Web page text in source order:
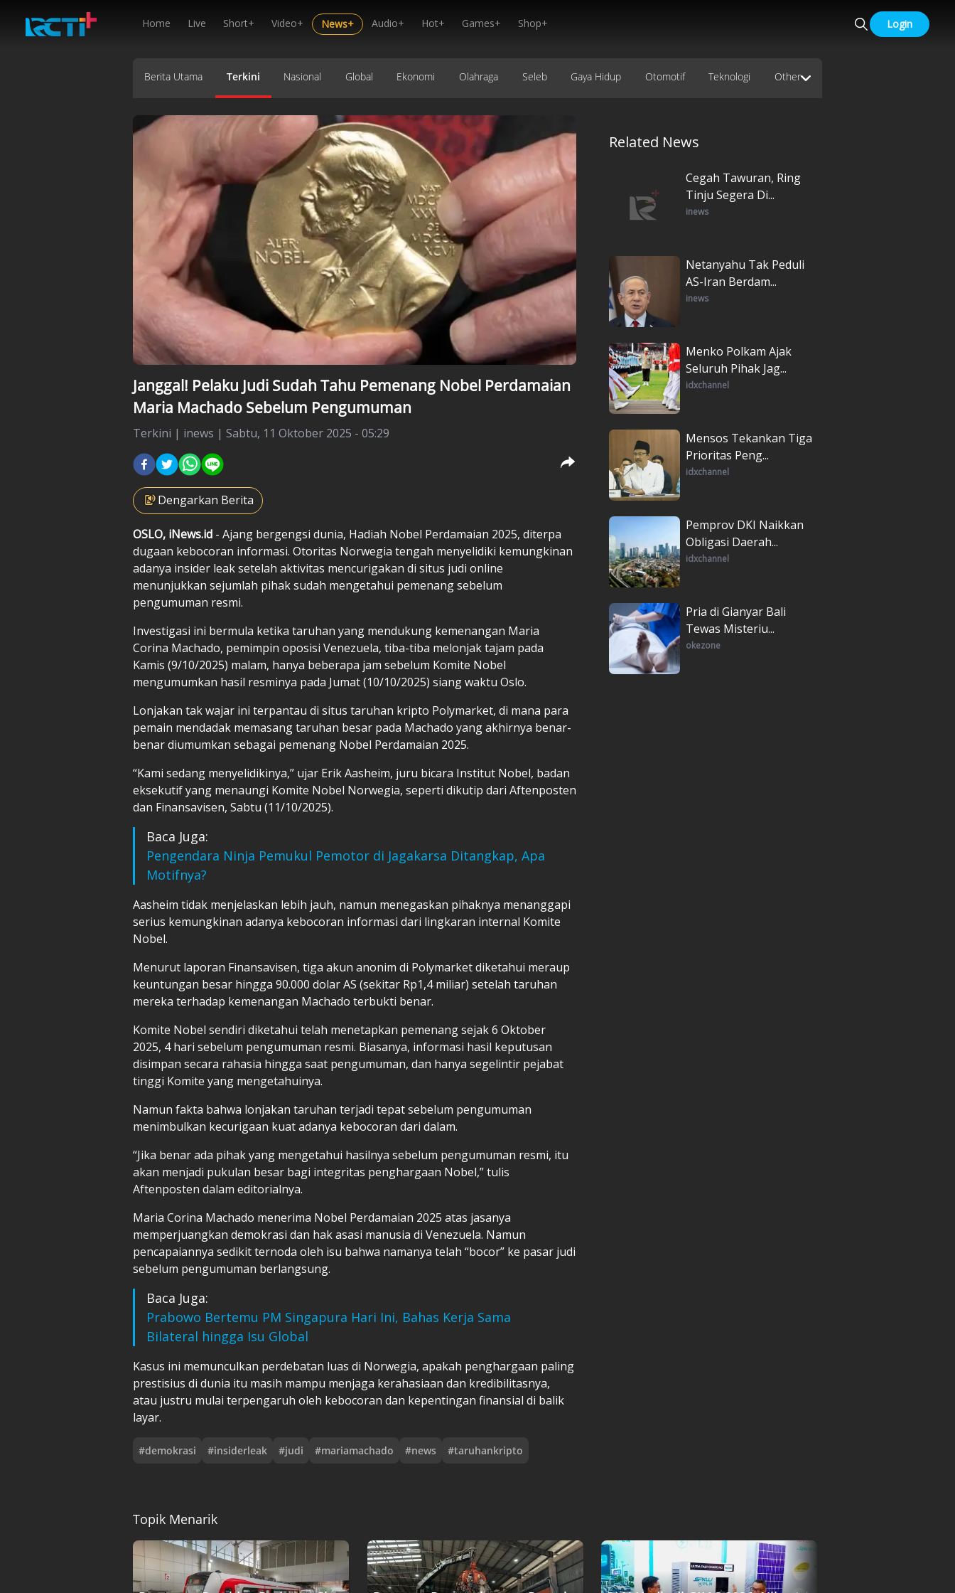
Home Live Short+ Video+ News+ Audio+ Hot+ Games+ Shop+ Login
Berita Utama Terkini Nasional Global Ekonomi Olahraga Seleb Gaya Hidup Otomotif Teknologi Other
Janggal! Pelaku Judi Sudah Tahu Pemenang Nobel Perdamaian
Maria Machado Sebelum Pengumuman
Terkini | inews | Sabtu, 11 Oktober 2025 - 05:29
Dengarkan Berita
OSLO, iNews.id - Ajang bergengsi dunia, Hadiah Nobel Perdamaian 2025, diterpa
dugaan kebocoran informasi. Otoritas Norwegia tengah menyelidiki kemungkinan
adanya insider leak setelah aktivitas mencurigakan di situs judi online
menunjukkan sejumlah pihak sudah mengetahui pemenang sebelum
pengumuman resmi.
Investigasi ini bermula ketika taruhan yang mendukung kemenangan Maria
Corina Machado, pemimpin oposisi Venezuela, tiba-tiba melonjak tajam pada
Kamis (9/10/2025) malam, hanya beberapa jam sebelum Komite Nobel
mengumumkan hasil resminya pada Jumat (10/10/2025) siang waktu Oslo.
Lonjakan tak wajar ini terpantau di situs taruhan kripto Polymarket, di mana para
pemain mendadak memasang taruhan besar pada Machado yang akhirnya benar-
benar diumumkan sebagai pemenang Nobel Perdamaian 2025.
“Kami sedang menyelidikinya,” ujar Erik Aasheim, juru bicara Institut Nobel, badan
eksekutif yang menaungi Komite Nobel Norwegia, seperti dikutip dari Aftenposten
dan Finansavisen, Sabtu (11/10/2025).
Baca Juga:
Pengendara Ninja Pemukul Pemotor di Jagakarsa Ditangkap, Apa
Motifnya?
Aasheim tidak menjelaskan lebih jauh, namun menegaskan pihaknya menanggapi
serius kemungkinan adanya kebocoran informasi dari lingkaran internal Komite
Nobel.
Menurut laporan Finansavisen, tiga akun anonim di Polymarket diketahui meraup
keuntungan besar hingga 90.000 dolar AS (sekitar Rp1,4 miliar) setelah taruhan
mereka terhadap kemenangan Machado terbukti benar.
Komite Nobel sendiri diketahui telah menetapkan pemenang sejak 6 Oktober
2025, 4 hari sebelum pengumuman resmi. Biasanya, informasi hasil keputusan
disimpan secara rahasia hingga saat pengumuman, dan hanya segelintir pejabat
tinggi Komite yang mengetahuinya.
Namun fakta bahwa lonjakan taruhan terjadi tepat sebelum pengumuman
menimbulkan kecurigaan kuat adanya kebocoran dari dalam.
“Jika benar ada pihak yang mengetahui hasilnya sebelum pengumuman resmi, itu
akan menjadi pukulan besar bagi integritas penghargaan Nobel,” tulis
Aftenposten dalam editorialnya.
Maria Corina Machado menerima Nobel Perdamaian 2025 atas jasanya
memperjuangkan demokrasi dan hak asasi manusia di Venezuela. Namun
pencapaiannya sedikit ternoda oleh isu bahwa namanya telah “bocor” ke pasar judi
sebelum pengumuman berlangsung.
Baca Juga:
Prabowo Bertemu PM Singapura Hari Ini, Bahas Kerja Sama
Bilateral hingga Isu Global
Kasus ini memunculkan perdebatan luas di Norwegia, apakah penghargaan paling
prestisius di dunia itu masih mampu menjaga kerahasiaan dan kredibilitasnya,
atau justru mulai terpengaruh oleh kebocoran dan kepentingan finansial di balik
layar.
#demokrasi #insiderleak #judi #mariamachado #news #taruhankripto
Related News
Cegah Tawuran, Ring
Tinju Segera Di...
inews
Netanyahu Tak Peduli
AS-Iran Berdam...
inews
Menko Polkam Ajak
Seluruh Pihak Jag...
idxchannel
Mensos Tekankan Tiga
Prioritas Peng...
idxchannel
Pemprov DKI Naikkan
Obligasi Daerah...
idxchannel
Pria di Gianyar Bali
Tewas Misteriu...
okezone
Topik Menarik